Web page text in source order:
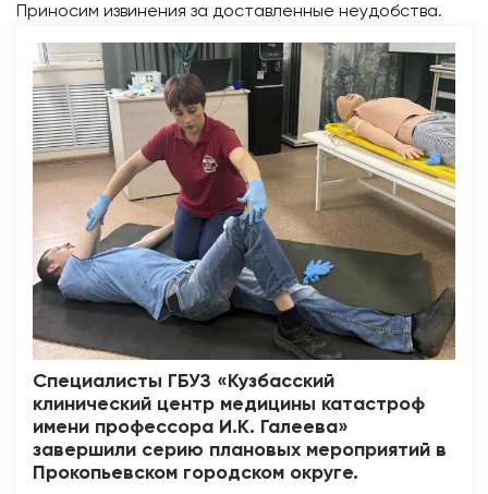
Приносим извинения за доставленные неудобства.
Специалисты ГБУЗ «Кузбасский
клинический центр медицины катастроф
имени профессора И.К. Галеева»
завершили серию плановых мероприятий в
Прокопьевском городском округе.